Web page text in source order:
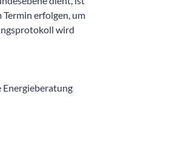
erfolgen, um
wird
Energieberatung